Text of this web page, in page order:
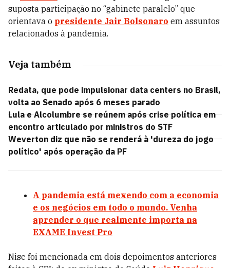
suposta participação no “gabinete paralelo” que
orientava o presidente Jair Bolsonaro em assuntos
relacionados à pandemia.
Veja também
Redata, que pode impulsionar data centers no Brasil,
volta ao Senado após 6 meses parado
Lula e Alcolumbre se reúnem após crise política em
encontro articulado por ministros do STF
Weverton diz que não se renderá à 'dureza do jogo
político' após operação da PF
A pandemia está mexendo com a economia
e os negócios em todo o mundo. Venha
aprender o que realmente importa na
EXAME Invest Pro
Nise foi mencionada em dois depoimentos anteriores